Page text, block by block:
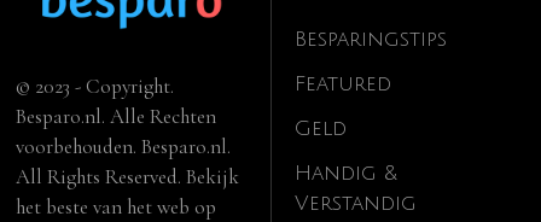
© 2023 - Copyright.
Besparo.nl. Alle Rechten
voorbehouden. Besparo.nl.
All Rights Reserved. Bekijk
het beste van het web op
Besparingstips
Featured
Geld
Handig &
Verstandig